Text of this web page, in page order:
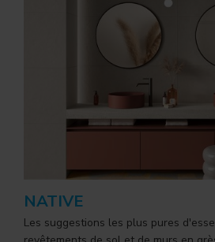
NATIVE
Les suggestions les plus pures